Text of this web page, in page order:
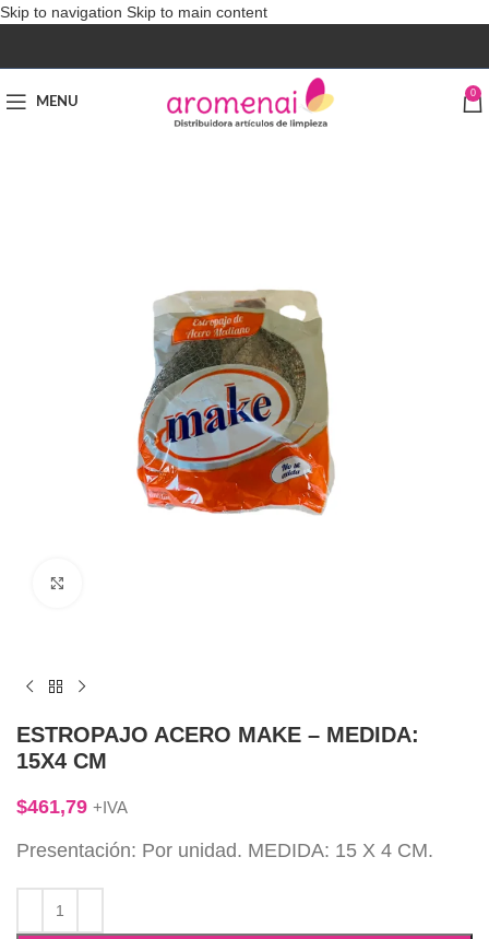
Skip to navigation Skip to main content
MENU
0
ESTROPAJO ACERO MAKE – MEDIDA:
15X4 CM
$461,79 +IVA
Presentación: Por unidad. MEDIDA: 15 X 4 CM.